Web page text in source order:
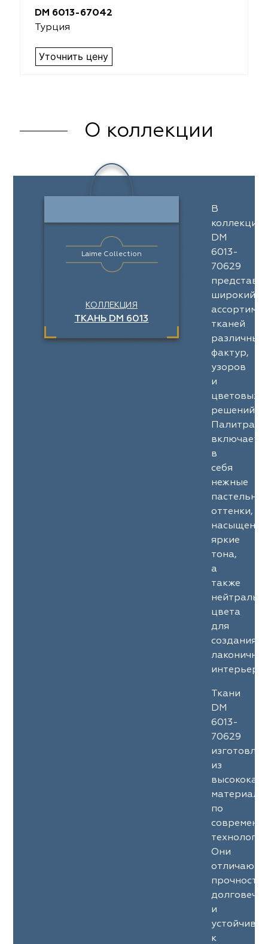
DM 6013-67042
Турция
Уточнить цену
О коллекции
Laime Collection
КОЛЛЕКЦИЯ
ТКАНЬ DM 6013
В
коллекции
DM
6013-
70629
широкий
тканей
различных
фактур,
узоров
и
цветовых
решений.
Палитра
включает
в
себя
нежные
оттенки,
яркие
тона,
а
также
цвета
для
создания
Ткани
DM
6013-
70629
из
по
Они
и
к